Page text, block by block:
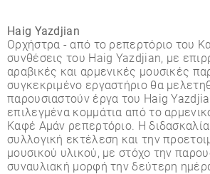
Haig Yazdjian
Ορχήστρα - από το ρεπερτόριο του
συνθέσεις του Haig Yazdjian, µε
αραβικές και αρµενικές µουσικές
συγκεκριµένο εργαστήριο θα
παρουσιαστούν έργα του Haig
επιλεγµένα κοµµάτια από το
Καφέ Αµάν ρεπερτόριο. Η
συλλογική εκτέλεση και την
µουσικού υλικού, µε στόχο την
συναυλιακή µορφή την δεύτερη